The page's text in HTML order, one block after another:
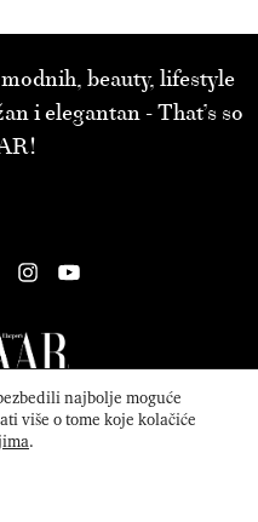
beauty, lifestyle
i elegantan - That’s so
All Rights Reserved.
najbolje moguće
više o tome koje kolačiće
.